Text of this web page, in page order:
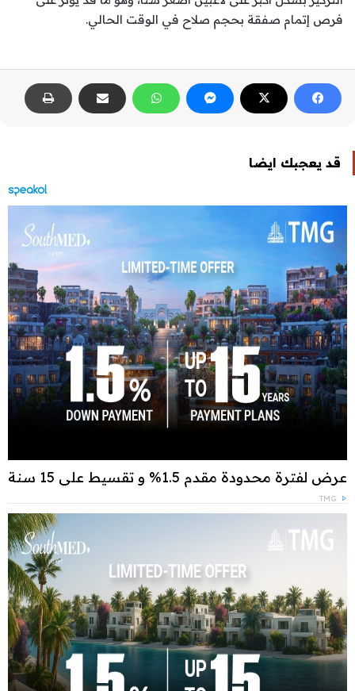
فرص إتمام صفقة بحجم صلاح في الوقت الحالي.
قد يعجبك ايضا
عرض لفترة محدودة مقدم 1.5% و تقسيط علي 15 سنة
TMG